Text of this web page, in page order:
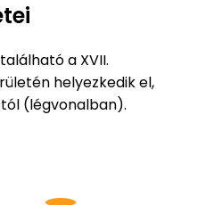
a XVII.
helyezkedik el,
(légvonalban).